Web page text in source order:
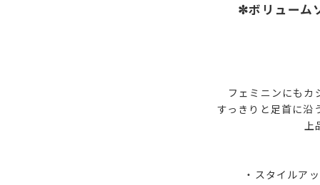
✼ボリューム
フェミニンにもカ
すっきりと足首に沿
上
・スタイルア